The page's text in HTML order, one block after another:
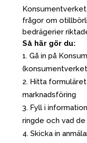
frågor om
bedrägerier
Så här gör du:
Gå in på
Hitta
marknadsföring
Fyll i
ringde och vad de
Skicka in